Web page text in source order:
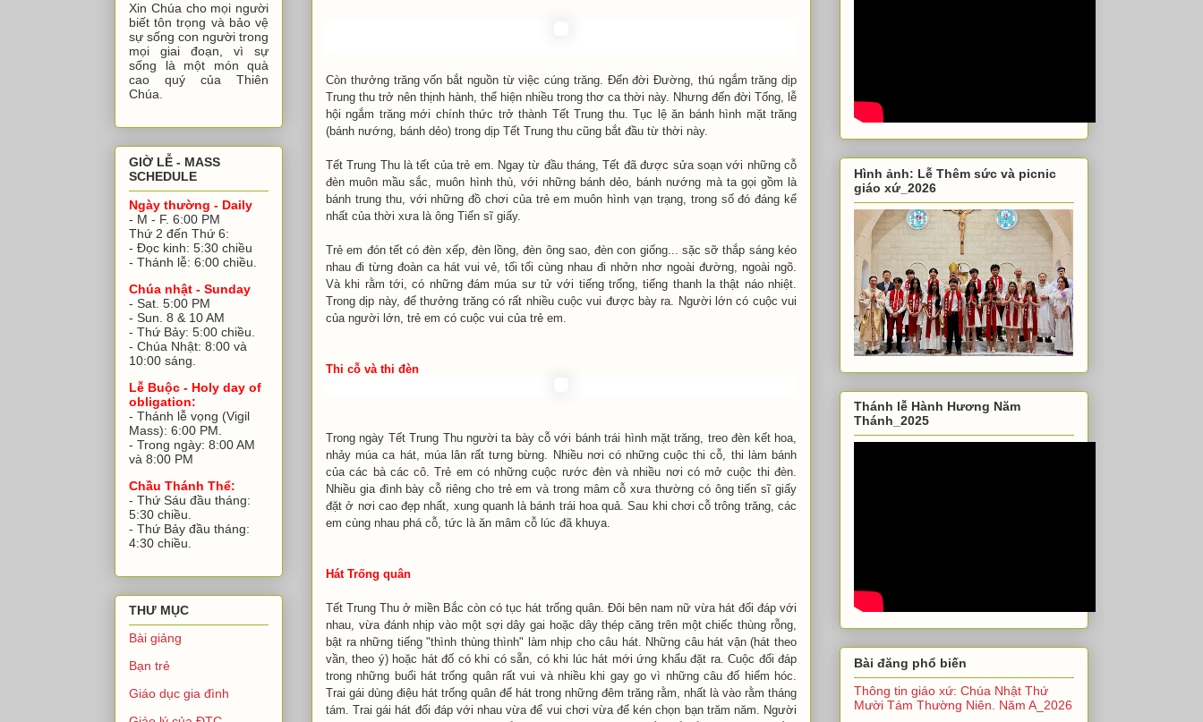
Còn thưởng trăng vốn bắt nguồn từ việc cúng trăng. Đến đời Đường, thú ngắm trăng dịp
Trung thu trở nên thịnh hành, thể hiện nhiều trong thơ ca thời này. Nhưng đến đời Tống, lễ
hội ngắm trăng mới chính thức trở thành Tết Trung thu. Tục lệ ăn bánh hình mặt trăng
(bánh nướng, bánh dẻo) trong dịp Tết Trung thu cũng bắt đầu từ thời này.
Tết Trung Thu là tết của trẻ em. Ngay từ đầu tháng, Tết đã được sửa soạn với những cỗ
đèn muôn mầu sắc, muôn hình thù, với những bánh dẻo, bánh nướng mà ta gọi gồm là
bánh trung thu, với những đồ chơi của trẻ em muôn hình vạn trạng, trong số đó đáng kể
nhất của thời xưa là ông Tiến sĩ giấy.
Trẻ em đón tết có đèn xếp, đèn lồng, đèn ông sao, đèn con giống... sặc sỡ thắp sáng kéo
nhau đi từng đoàn ca hát vui vẻ, tối tối cùng nhau đi nhởn nhơ ngoài đường, ngoài ngõ.
Và khi rằm tới, có những đám múa sư tử với tiếng trống, tiếng thanh la thật náo nhiệt.
Trong dịp này, để thưởng trăng có rất nhiều cuộc vui được bày ra. Người lớn có cuộc vui
của người lớn, trẻ em có cuộc vui của trẻ em.
Thi cỗ và thi đèn
Trong ngày Tết Trung Thu người ta bày cỗ với bánh trái hình mặt trăng, treo đèn kết hoa,
nhảy múa ca hát, múa lân rất tưng bừng. Nhiều nơi có những cuộc thi cỗ, thi làm bánh
của các bà các cô. Trẻ em có những cuộc rước đèn và nhiều nơi có mở cuộc thi đèn.
Nhiều gia đình bày cỗ riêng cho trẻ em và trong mâm cỗ xưa thường có ông tiến sĩ giấy
đặt ở nơi cao đẹp nhất, xung quanh là bánh trái hoa quả. Sau khi chơi cỗ trông trăng, các
em cùng nhau phá cỗ, tức là ăn mâm cỗ lúc đã khuya.
Hát Trống quân
Tết Trung Thu ở miền Bắc còn có tục hát trống quân. Ðôi bên nam nữ vừa hát đối đáp với
nhau, vừa đánh nhịp vào một sợi dây gai hoặc dây thép căng trên một chiếc thùng rỗng,
bật ra những tiếng "thình thùng thình" làm nhịp cho câu hát. Những câu hát vận (hát theo
vần, theo ý) hoặc hát đố có khi có sẵn, có khi lúc hát mới ứng khẩu đặt ra. Cuộc đối đáp
trong những buổi hát trống quân rất vui và nhiều khi gay go vì những câu đố hiểm hóc.
Trai gái dùng điệu hát trống quân để hát trong những đêm trăng rằm, nhất là vào rằm tháng
tám. Trai gái hát đối đáp với nhau vừa để vui chơi vừa để kén chọn bạn trăm năm. Người
Xin Chúa cho mọi người
biết tôn trọng và bảo vệ
sự sống con người trong
mọi giai đoạn, vì sự
sống là một món quà
cao quý của Thiên
Chúa.
GIỜ LỄ - MASS
SCHEDULE
Ngày thường - Daily
- M - F. 6:00 PM
Thứ 2 đến Thứ 6:
- Đọc kinh: 5:30 chiều
- Thánh lễ: 6:00 chiều.
Chúa nhật - Sunday
- Sat. 5:00 PM
- Sun. 8 & 10 AM
- Thứ Bảy: 5:00 chiều.
- Chúa Nhật: 8:00 và
10:00 sáng.
Lễ Buộc - Holy day of
obligation:
- Thánh lễ vọng (Vigil
Mass): 6:00 PM.
- Trong ngày: 8:00 AM
và 8:00 PM
Chầu Thánh Thể:
- Thứ Sáu đầu tháng:
5:30 chiều.
- Thứ Bảy đầu tháng:
4:30 chiều.
THƯ MỤC
Bài giảng
Bạn trẻ
Giáo dục gia đình
Hình ảnh: Lễ Thêm sức và picnic
giáo xứ_2026
Thánh lễ Hành Hương Năm
Thánh_2025
Bài đăng phổ biến
Thông tin giáo xứ: Chúa Nhật Thứ
Mười Tám Thường Niên. Năm A_2026